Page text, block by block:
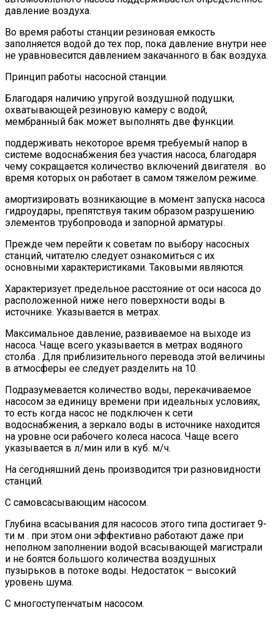
давление воздуха.
Во время работы станции резиновая емкость
заполняется водой до тех пор, пока давление внутри нее
не уравновесится давлением закачанного в бак воздуха.
Принцип работы насосной станции.
Благодаря наличию упругой воздушной подушки,
охватывающей резиновую камеру с водой,
мембранный бак может выполнять две функции.
поддерживать некоторое время требуемый напор в
системе водоснабжения без участия насоса, благодаря
чему сокращается количество включений двигателя . во
время которых он работает в самом тяжелом режиме.
амортизировать возникающие в момент запуска насоса
гидроудары, препятствуя таким образом разрушению
элементов трубопровода и запорной арматуры.
Прежде чем перейти к советам по выбору насосных
станций, читателю следует ознакомиться с их
основными характеристиками. Таковыми являются.
Характеризует предельное расстояние от оси насоса до
расположенной ниже него поверхности воды в
источнике. Указывается в метрах.
Максимальное давление, развиваемое на выходе из
насоса. Чаще всего указывается в метрах водяного
столба . Для приблизительного перевода этой величины
в атмосферы ее следует разделить на 10.
Подразумевается количество воды, перекачиваемое
насосом за единицу времени при идеальных условиях,
то есть когда насос не подключен к сети
водоснабжения, а зеркало воды в источнике находится
на уровне оси рабочего колеса насоса. Чаще всего
указывается в л/мин или в куб. м/ч.
На сегодняшний день производится три разновидности
станций.
С самовсасывающим насосом.
Глубина всасывания для насосов этого типа достигает 9-
ти м . при этом они эффективно работают даже при
неполном заполнении водой всасывающей магистрали
и не боятся большого количества воздушных
пузырьков в потоке воды. Недостаток – высокий
уровень шума.
С многоступенчатым насосом.